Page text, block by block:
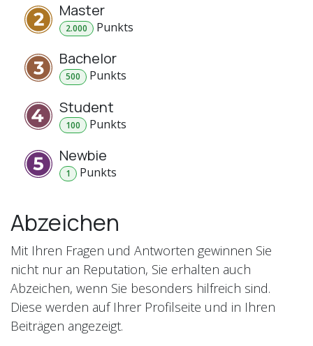
Master
2.000 Punkts
Bachelor
500 Punkts
Student
100 Punkts
Newbie
1 Punkts
Abzeichen
Mit Ihren Fragen und Antworten gewinnen Sie
nicht nur an Reputation, Sie erhalten auch
Abzeichen, wenn Sie besonders hilfreich sind.
Diese werden auf Ihrer Profilseite und in Ihren
Beiträgen angezeigt.